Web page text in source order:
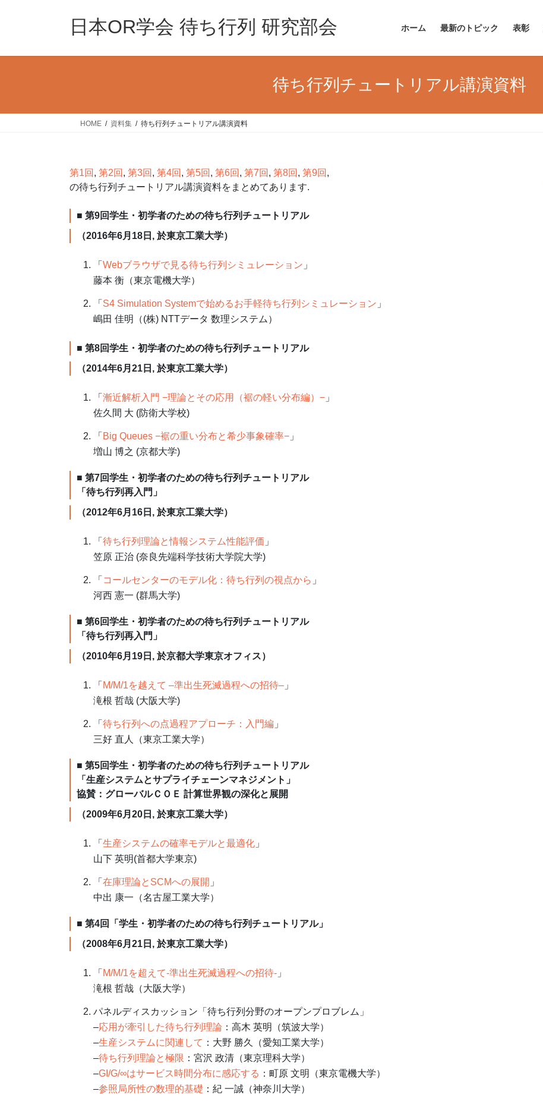
日本OR学会 待ち行列 研究部会 ホーム 最新のトピック 表彰
待ち行列チュートリアル講演資料
HOME 資料集 待ち行列チュートリアル講演資料
第1回 , 第2回 , 第3回 , 第4回 , 第5回 , 第6回 , 第7回 , 第8回 , 第9回 ,
の待ち行列チュートリアル講演資料をまとめてあります.
■ 第9回学生・初学者のための待ち行列チュートリアル
（2016年6月18日, 於東京工業大学）
「 Webブラウザで見る待ち行列シミュレーション 」
藤本 衡（東京電機大学）
「 S4 Simulation Systemで始めるお手軽待ち行列シミュレーション 」
嶋田 佳明（(株) NTTデータ 数理システム）
■ 第8回学生・初学者のための待ち行列チュートリアル
（2014年6月21日, 於東京工業大学）
「 漸近解析入門 −理論とその応用（裾の軽い分布編）− 」
佐久間 大 (防衛大学校)
「 Big Queues −裾の重い分布と希少事象確率− 」
増山 博之 (京都大学)
■ 第7回学生・初学者のための待ち行列チュートリアル
「待ち行列再入門」
（2012年6月16日, 於東京工業大学）
「 待ち行列理論と情報システム性能評価 」
笠原 正治 (奈良先端科学技術大学院大学)
「 コールセンターのモデル化：待ち行列の視点から 」
河西 憲一 (群馬大学)
■ 第6回学生・初学者のための待ち行列チュートリアル
「待ち行列再入門」
（2010年6月19日, 於京都大学東京オフィス）
「 M/M/1を越えて –準出生死滅過程への招待– 」
滝根 哲哉 (大阪大学)
「 待ち行列への点過程アプローチ：入門編 」
三好 直人（東京工業大学）
■ 第5回学生・初学者のための待ち行列チュートリアル
「生産システムとサプライチェーンマネジメント」
協賛：グローバルＣＯＥ 計算世界観の深化と展開
（2009年6月20日, 於東京工業大学）
「 生産システムの確率モデルと最適化 」
山下 英明(首都大学東京)
「 在庫理論とSCMへの展開 」
中出 康一（名古屋工業大学）
■ 第4回「学生・初学者のための待ち行列チュートリアル」
（2008年6月21日, 於東京工業大学）
「 M/M/1を超えて-準出生死滅過程への招待- 」
滝根 哲哉（大阪大学）
パネルディスカッション「待ち行列分野のオープンプロブレム」
–応用が牽引した待ち行列理論 ：高木 英明（筑波大学）
–生産システムに関連して ：大野 勝久（愛知工業大学）
–待ち行列理論と極限 ：宮沢 政清（東京理科大学）
–GI/G/∞はサービス時間分布に感応する ：町原 文明（東京電機大学）
–参照局所性の数理的基礎 ：紀 一誠（神奈川大学）